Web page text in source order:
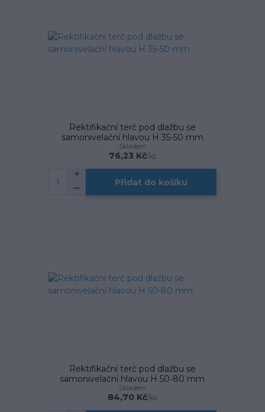
Rektifikační terč pod dlažbu se
samonivelační hlavou H 35-50 mm
76,23 Kč/ks
Skladem
Přidat do košíku
Rektifikační terč pod dlažbu se
samonivelační hlavou H 50-80 mm
84,70 Kč/ks
Skladem